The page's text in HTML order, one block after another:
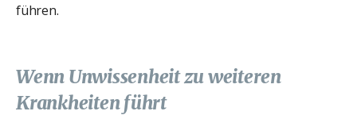
führen.
Wenn Unwissenheit zu weiteren
Krankheiten führt